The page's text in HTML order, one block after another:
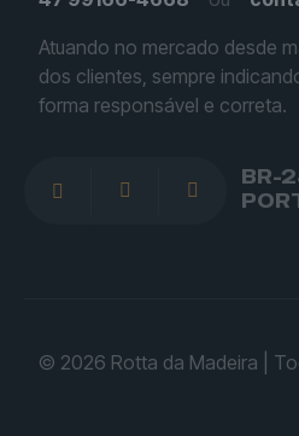
Atuando no mercado desde
dos clientes, sempre
forma responsável e correta.
BR-
© 2026 Rotta da Madeira |